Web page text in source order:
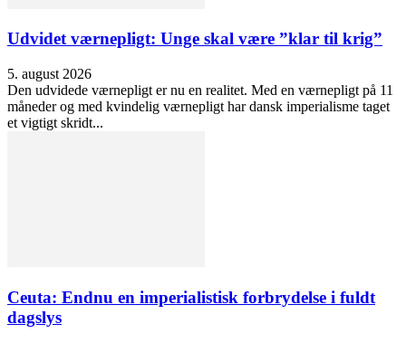
Udvidet værnepligt: Unge skal være ”klar til krig”
5. august 2026
Den udvidede værnepligt er nu en realitet. Med en værnepligt på 11
måneder og med kvindelig værnepligt har dansk imperialisme taget
et vigtigt skridt...
Ceuta: Endnu en imperialistisk forbrydelse i fuldt
dagslys